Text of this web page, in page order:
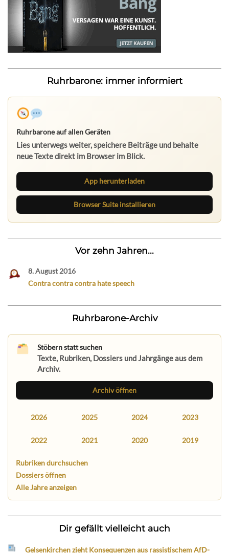
Ruhrbarone: immer informiert
Ruhrbarone auf allen Geräten
Lies unterwegs weiter, speichere Beiträge und behalte
neue Texte direkt im Browser im Blick.
App herunterladen
Browser Suite installieren
Vor zehn Jahren...
8. August 2016
Contra contra contra hate speech
Ruhrbarone-Archiv
Stöbern statt suchen
Texte, Rubriken, Dossiers und Jahrgänge aus dem
Archiv.
Archiv öffnen
2026 2025 2024 2023
2022 2021 2020 2019
Rubriken durchsuchen
Dossiers öffnen
Alle Jahre anzeigen
Dir gefällt vielleicht auch
Gelsenkirchen zieht Konsequenzen aus rassistischem AfD-